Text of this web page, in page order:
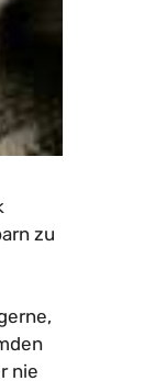
zu
nie